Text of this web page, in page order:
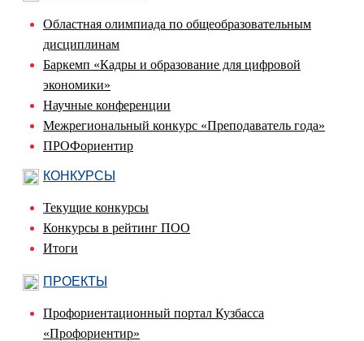
Областная олимпиада по общеобразовательным
дисциплинам
Баркемп «Кадры и образование для цифровой
экономики»
Научные конференции
Межрегиональный конкурс «Преподаватель года»
ПРОФориентир
КОНКУРСЫ
Текущие конкурсы
Конкурсы в рейтинг ПОО
Итоги
ПРОЕКТЫ
Профориентационный портал Кузбасса
«Профориентир»